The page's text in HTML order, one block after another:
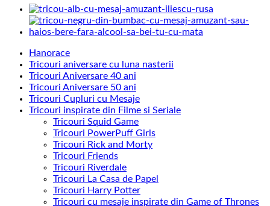
Hanorace
Tricouri aniversare cu luna nasterii
Tricouri Aniversare 40 ani
Tricouri Aniversare 50 ani
Tricouri Cupluri cu Mesaje
Tricouri inspirate din Filme si Seriale
Tricouri Squid Game
Tricouri PowerPuff Girls
Tricouri Rick and Morty
Tricouri Friends
Tricouri Riverdale
Tricouri La Casa de Papel
Tricouri Harry Potter
Tricouri cu mesaje inspirate din Game of Thrones